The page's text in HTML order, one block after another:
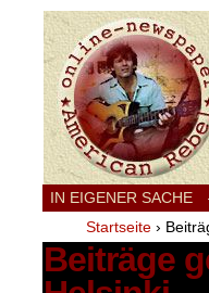
IN EIGENER SACHE
Startseite ›
Beiträge